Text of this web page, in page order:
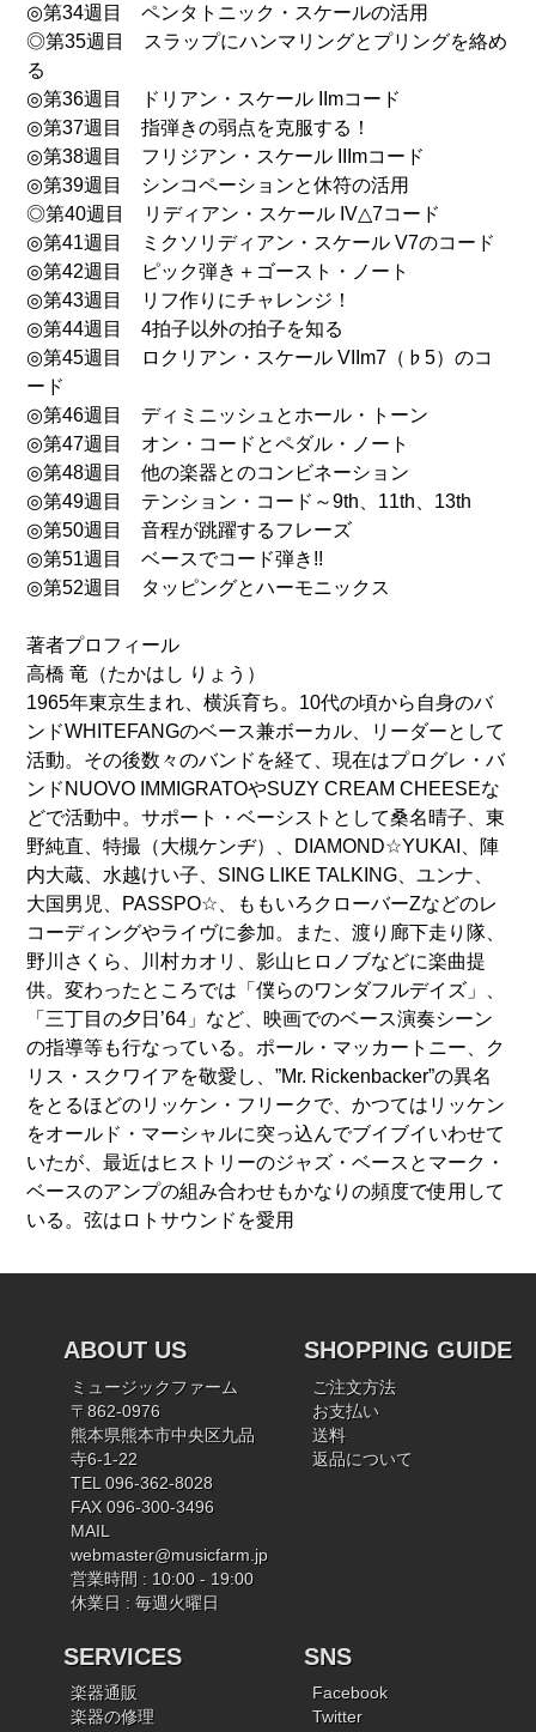
◎第34週目 ペンタトニック・スケールの活用
◎第35週目 スラップにハンマリングとプリングを絡め
る
◎第36週目 ドリアン・スケール IImコード
◎第37週目 指弾きの弱点を克服する！
◎第38週目 フリジアン・スケール IIImコード
◎第39週目 シンコペーションと休符の活用
◎第40週目 リディアン・スケール IV△7コード
◎第41週目 ミクソリディアン・スケール V7のコード
◎第42週目 ピック弾き＋ゴースト・ノート
◎第43週目 リフ作りにチャレンジ！
◎第44週目 4拍子以外の拍子を知る
◎第45週目 ロクリアン・スケール VIIm7（♭5）のコ
ード
◎第46週目 ディミニッシュとホール・トーン
◎第47週目 オン・コードとペダル・ノート
◎第48週目 他の楽器とのコンビネーション
◎第49週目 テンション・コード～9th、11th、13th
◎第50週目 音程が跳躍するフレーズ
◎第51週目 ベースでコード弾き!!
◎第52週目 タッピングとハーモニックス
著者プロフィール
高橋 竜（たかはし りょう）
1965年東京生まれ、横浜育ち。10代の頃から自身のバ
ンドWHITEFANGのベース兼ボーカル、リーダーとして
活動。その後数々のバンドを経て、現在はプログレ・バ
ンドNUOVO IMMIGRATOやSUZY CREAM CHEESEな
どで活動中。サポート・ベーシストとして桑名晴子、東
野純直、特撮（大槻ケンヂ）、DIAMOND☆YUKAI、陣
内大蔵、水越けい子、SING LIKE TALKING、ユンナ、
大国男児、PASSPO☆、ももいろクローバーZなどのレ
コーディングやライヴに参加。また、渡り廊下走り隊、
野川さくら、川村カオリ、影山ヒロノブなどに楽曲提
供。変わったところでは「僕らのワンダフルデイズ」、
「三丁目の夕日’64」など、映画でのベース演奏シーン
の指導等も行なっている。ポール・マッカートニー、ク
リス・スクワイアを敬愛し、”Mr. Rickenbacker”の異名
をとるほどのリッケン・フリークで、かつてはリッケン
をオールド・マーシャルに突っ込んでブイブイいわせて
いたが、最近はヒストリーのジャズ・ベースとマーク・
ベースのアンプの組み合わせもかなりの頻度で使用して
いる。弦はロトサウンドを愛用
ABOUT US
ミュージックファーム
〒862-0976
熊本県熊本市中央区九品
寺6-1-22
TEL 096-362-8028
FAX 096-300-3496
MAIL
webmaster@musicfarm.jp
営業時間 : 10:00 - 19:00
休業日 : 毎週火曜日
SHOPPING GUIDE
ご注文方法
お支払い
送料
返品について
SERVICES
楽器通販
楽器の修理
SNS
Facebook
Twitter